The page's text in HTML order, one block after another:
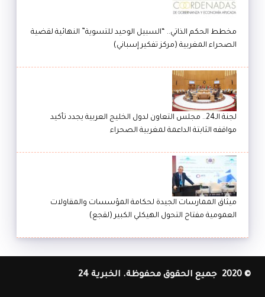
مخطط الحكم الذاتي.. “السبيل الوحيد للتسوية” النهائية لقضية
الصحراء المغربية (مركز تفكير إسباني)
لجنة الـ24.. مجلس التعاون لدول الخليج العربية يجدد تأكيد
مواقفه الثابتة الداعمة لمغربية الصحراء
ميثاق الممارسات الجيدة لحكامة المؤسسات والمقاولات
العمومية مفتاح التحول الهيكلي الكبير (لقجع)
© 2020 جميع الحقوق محفوظة. الخبرية 24